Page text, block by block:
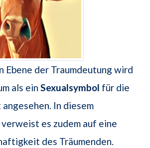
Ebene der Traumdeutung wird
als ein Sexualsymbol für die
In diesem
verweist es zudem auf eine
des Träumenden.